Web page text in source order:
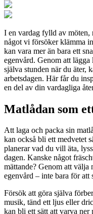
I en vardag fylld av möten,
något vi försöker klämma
kan vara mer än bara ett
egenvård. Genom att
själva stunden när du äter,
arbetsdagen. Här får du
en del av din vardagliga
Matlådan som
Att laga och packa sin
kan också bli ett medvetet
planerar vad du vill äta,
dagen. Kanske något
mättande? Genom att
egenvård – inte bara för att
Försök att göra själva
musik, tänd ett ljus eller
kan bli ett sätt att varva ner